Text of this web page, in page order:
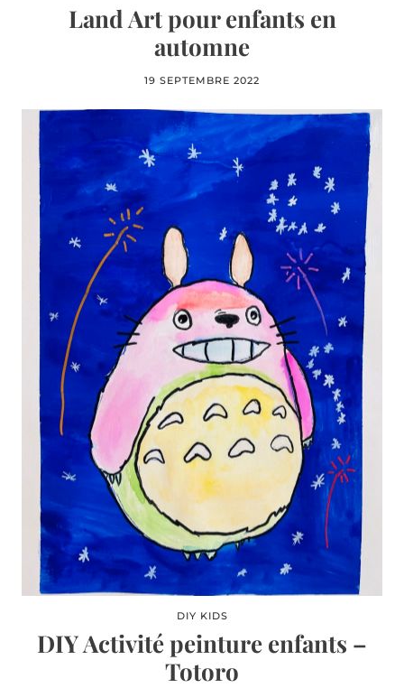
Land Art pour enfants en
automne
19 SEPTEMBRE 2022
DIY KIDS
DIY Activité peinture enfants –
Totoro